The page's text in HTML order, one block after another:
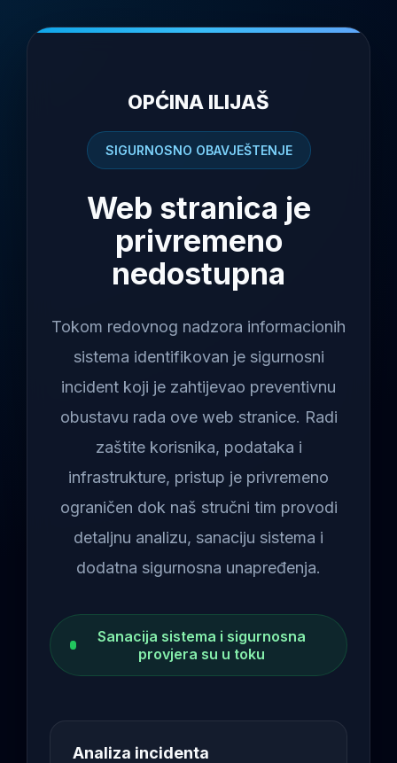
OPĆINA ILIJAŠ
SIGURNOSNO OBAVJEŠTENJE
Web stranica je
privremeno
nedostupna
Tokom redovnog nadzora informacionih
sistema identifikovan je sigurnosni
incident koji je zahtijevao preventivnu
obustavu rada ove web stranice. Radi
zaštite korisnika, podataka i
infrastrukture, pristup je privremeno
ograničen dok naš stručni tim provodi
detaljnu analizu, sanaciju sistema i
dodatna sigurnosna unapređenja.
Sanacija sistema i sigurnosna
provjera su u toku
Analiza incidenta